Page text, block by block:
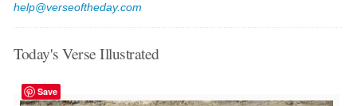
help@verseoftheday.com
Today's Verse Illustrated
Save